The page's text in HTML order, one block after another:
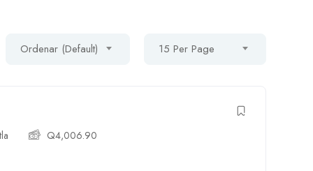
Ordenar (Default) 15 Per Page
Q4,006.90